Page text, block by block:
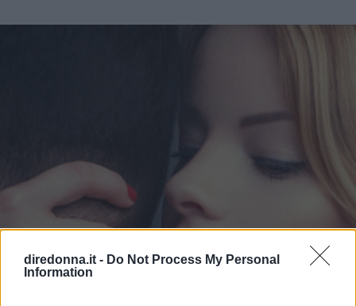
diredonna.it - Do Not Process My Personal
Information